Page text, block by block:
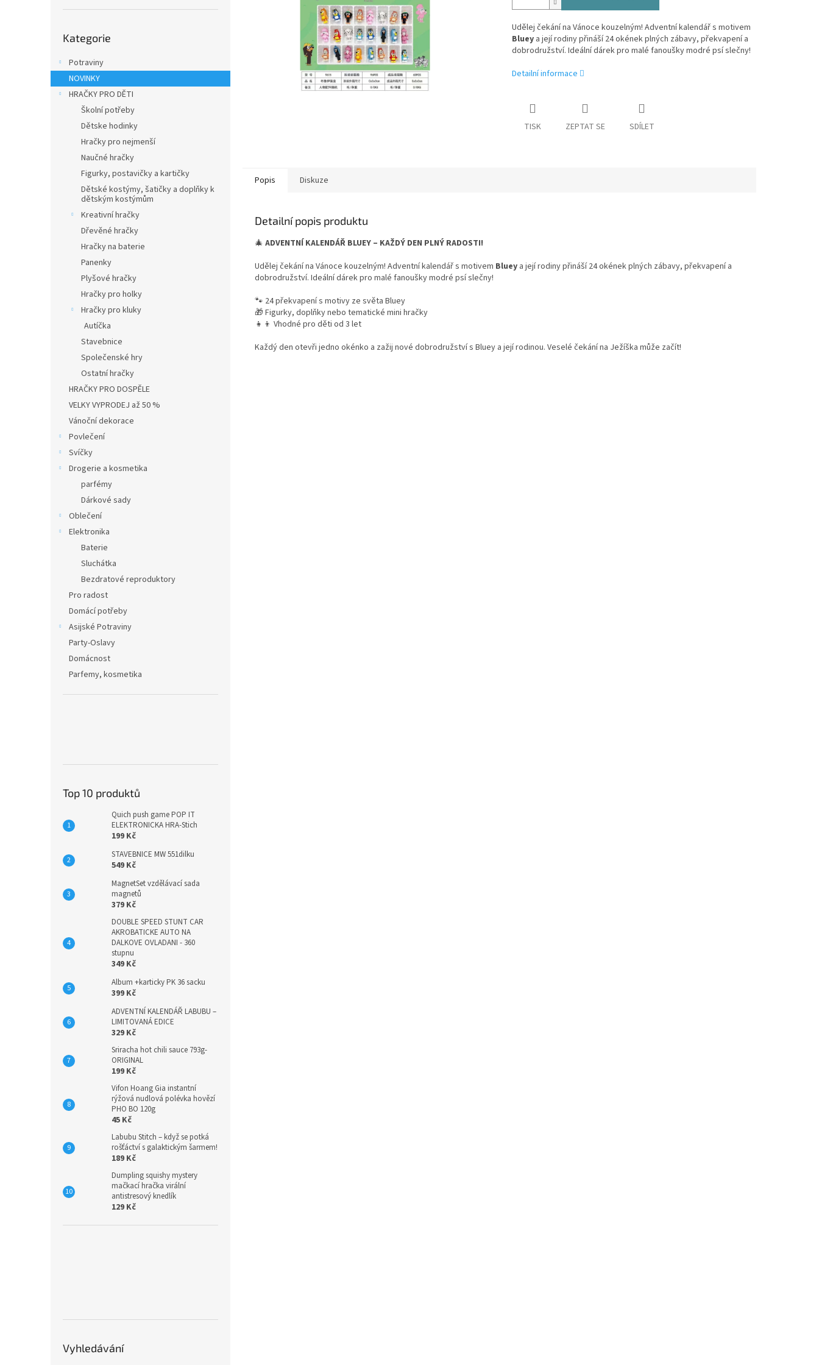
kategorie
Kategorie
Potraviny
NOVINKY
HRAČKY PRO DĚTI
Školní potřeby
Dětske hodinky
Hračky pro nejmenší
Naučné hračky
Figurky, postavičky a kartičky
Dětské kostýmy, šatičky a doplňky k
dětským kostýmům
Kreativní hračky
Dřevěné hračky
Hračky na baterie
Panenky
Plyšové hračky
Hračky pro holky
Hračky pro kluky
Autíčka
Stavebnice
Společenské hry
Ostatní hračky
HRAČKY PRO DOSPĚLE
VELKY VYPRODEJ až 50 %
Vánoční dekorace
Povlečení
Svíčky
Drogerie a kosmetika
parfémy
Dárkové sady
Oblečení
Elektronika
Baterie
Sluchátka
Bezdratové reproduktory
Pro radost
Domácí potřeby
Asijské Potraviny
Party-Oslavy
Domácnost
Parfemy, kosmetika
Top 10 produktů
Quich push game POP IT
ELEKTRONICKA HRA-Stich
199 Kč
STAVEBNICE MW 551dilku
549 Kč
MagnetSet vzdělávací sada
magnetů
379 Kč
DOUBLE SPEED STUNT CAR
AKROBATICKE AUTO NA
DALKOVE OVLADANI - 360
stupnu
349 Kč
Album +karticky PK 36 sacku
399 Kč
ADVENTNÍ KALENDÁŘ LABUBU –
LIMITOVANÁ EDICE
329 Kč
Sriracha hot chili sauce 793g-
ORIGINAL
199 Kč
Vifon Hoang Gia instantní
rýžová nudlová polévka hovězí
PHO BO 120g
45 Kč
Labubu Stitch – když se potká
rošťáctví s galaktickým šarmem!
189 Kč
Dumpling squishy mystery
mačkací hračka virální
antistresový knedlík
129 Kč
Vyhledávání
Udělej čekání na Vánoce kouzelným! Adventní kalendář s motivem
Blueya její rodiny přináší 24 okének plných zábavy, překvapení a
dobrodružství. Ideální dárek pro malé fanoušky modré psí slečny!
Detailní informace
TISK ZEPTAT SE SDÍLET
Popis Diskuze
Detailní popis produktu
🎄 ADVENTNÍ KALENDÁŘ BLUEY – KAŽDÝ DEN PLNÝ RADOSTI!
Udělej čekání na Vánoce kouzelným! Adventní kalendář s motivem Bluey a její rodiny přináší 24 okének plných zábavy, překvapení a
dobrodružství. Ideální dárek pro malé fanoušky modré psí slečny!
🐾 24 překvapení s motivy ze světa Bluey
🎁 Figurky, doplňky nebo tematické mini hračky
👧👦 Vhodné pro děti od 3 let
Každý den otevři jedno okénko a zažij nové dobrodružství s Bluey a její rodinou. Veselé čekání na Ježíška může začít!